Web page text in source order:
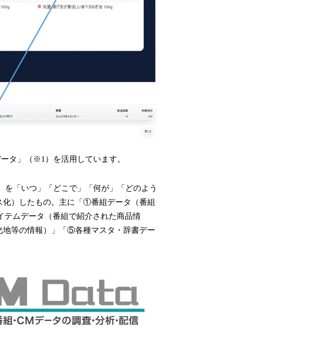
タ」（※1）を活用しています。
「いつ」「どこで」「何が」「どのよう
）したもの。主に「①番組データ（番組
ムデータ（番組で紹介された商品情
等の情報）」「⑤各種マスタ・辞書デー